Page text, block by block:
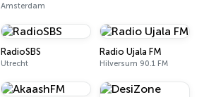
Amsterdam
RadioSBS
Utrecht
Radio Ujala FM
Hilversum 90.1 FM